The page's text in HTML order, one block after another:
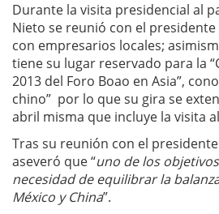
Durante la visita presidencial al
Nieto se reunió con el presidente
con empresarios locales;
tiene su lugar reservado para la
2013 del Foro Boao en Asia”,
chino” por lo que su gira se
abril misma que incluye la visita
Tras su reunión con el
aseveró que “uno de los
necesidad de equilibrar la
México y China”.